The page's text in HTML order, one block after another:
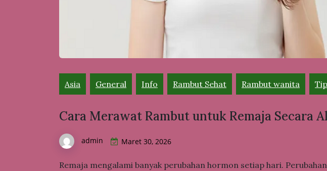
Asia General Info Rambut Sehat Rambut wanita
Cara Merawat Rambut untuk Remaja Secara
admin Maret 30, 2026
Remaja mengalami banyak perubahan hormon setiap hari.